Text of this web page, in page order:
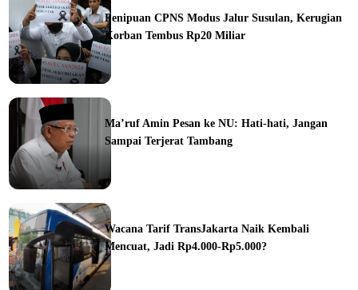
Penipuan CPNS Modus Jalur Susulan, Kerugian
Korban Tembus Rp20 Miliar
Ma’ruf Amin Pesan ke NU: Hati-hati, Jangan
Sampai Terjerat Tambang
Wacana Tarif TransJakarta Naik Kembali
Mencuat, Jadi Rp4.000-Rp5.000?